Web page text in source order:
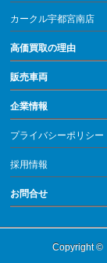
カークル宇都宮南店
高価買取の理由
販売車両
企業情報
プライバシーポリシー
採用情報
お問合せ
Copyright ©